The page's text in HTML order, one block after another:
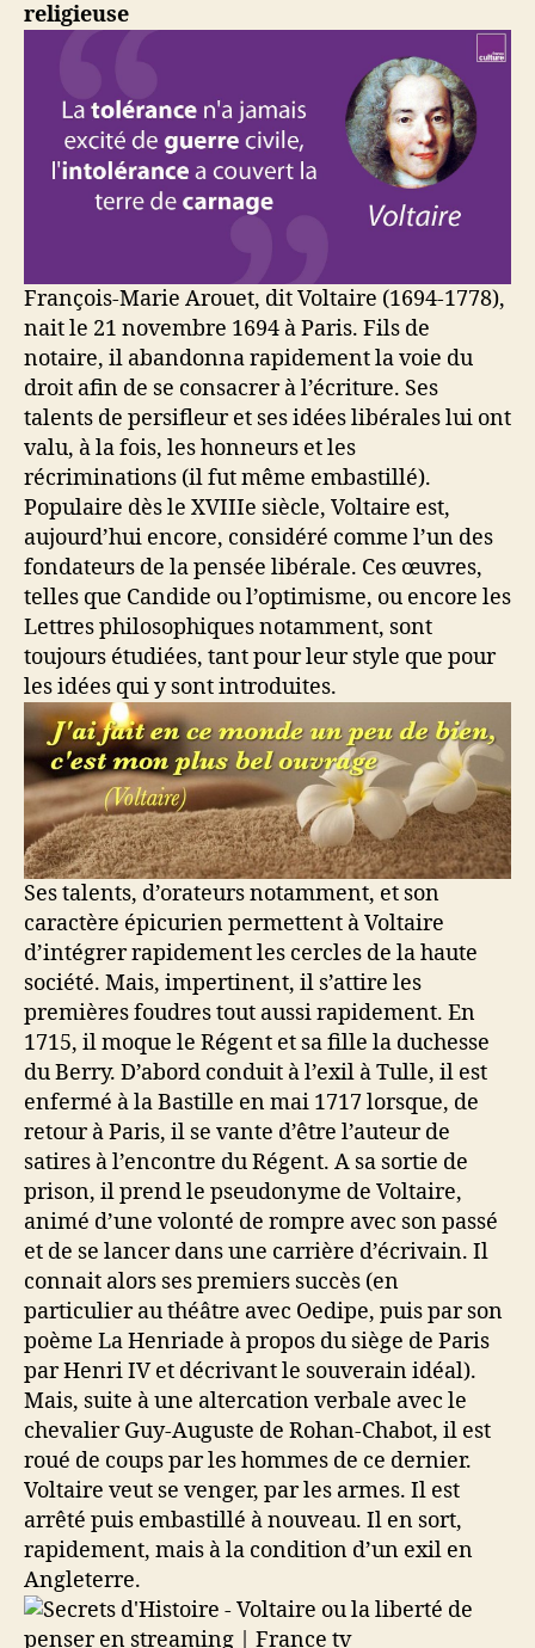
religieuse
François-Marie Arouet, dit Voltaire (1694-1778),
nait le 21 novembre 1694 à Paris. Fils de
notaire, il abandonna rapidement la voie du
droit afin de se consacrer à l’écriture. Ses
talents de persifleur et ses idées libérales lui ont
valu, à la fois, les honneurs et les
récriminations (il fut même embastillé).
Populaire dès le XVIIIe siècle, Voltaire est,
aujourd’hui encore, considéré comme l’un des
fondateurs de la pensée libérale. Ces œuvres,
telles que Candide ou l’optimisme, ou encore les
Lettres philosophiques notamment, sont
toujours étudiées, tant pour leur style que pour
les idées qui y sont introduites.
Ses talents, d’orateurs notamment, et son
caractère épicurien permettent à Voltaire
d’intégrer rapidement les cercles de la haute
société. Mais, impertinent, il s’attire les
premières foudres tout aussi rapidement. En
1715, il moque le Régent et sa fille la duchesse
du Berry. D’abord conduit à l’exil à Tulle, il est
enfermé à la Bastille en mai 1717 lorsque, de
retour à Paris, il se vante d’être l’auteur de
satires à l’encontre du Régent. A sa sortie de
prison, il prend le pseudonyme de Voltaire,
animé d’une volonté de rompre avec son passé
et de se lancer dans une carrière d’écrivain. Il
connait alors ses premiers succès (en
particulier au théâtre avec Oedipe, puis par son
poème La Henriade à propos du siège de Paris
par Henri IV et décrivant le souverain idéal).
Mais, suite à une altercation verbale avec le
chevalier Guy-Auguste de Rohan-Chabot, il est
roué de coups par les hommes de ce dernier.
Voltaire veut se venger, par les armes. Il est
arrêté puis embastillé à nouveau. Il en sort,
rapidement, mais à la condition d’un exil en
Angleterre.